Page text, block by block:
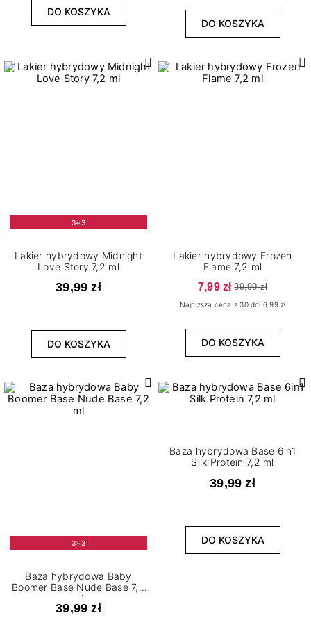
DO KOSZYKA
DO KOSZYKA
3+3
Lakier hybrydowy Midnight
Love Story 7,2 ml
39,99 zł
DO KOSZYKA
Lakier hybrydowy Frozen
Flame 7,2 ml
7,99 zł 39,99 zł
Najniższa cena z 30 dni 6.99 zł
DO KOSZYKA
3+3
Baza hybrydowa Baby
Boomer Base Nude Base 7,2
ml
39,99 zł
Baza hybrydowa Base 6in1
Silk Protein 7,2 ml
39,99 zł
DO KOSZYKA